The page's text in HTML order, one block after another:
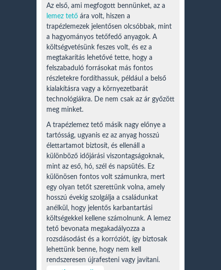
Az első, ami megfogott bennünket, az a
lemez tető ára volt, hiszen a
trapézlemezek jelentősen olcsóbbak, mint
a hagyományos tetőfedő anyagok. A
költségvetésünk feszes volt, és ez a
megtakarítás lehetővé tette, hogy a
felszabaduló forrásokat más fontos
részletekre fordíthassuk, például a belső
kialakításra vagy a környezetbarát
technológiákra. De nem csak az ár győzött
meg minket.
A trapézlemez tető másik nagy előnye a
tartósság, ugyanis ez az anyag hosszú
élettartamot biztosít, és ellenáll a
különböző időjárási viszontagságoknak,
mint az eső, hó, szél és napsütés. Ez
különösen fontos volt számunkra, mert
egy olyan tetőt szerettünk volna, amely
hosszú évekig szolgálja a családunkat
anélkül, hogy jelentős karbantartási
költségekkel kellene számolnunk. A lemez
tető bevonata megakadályozza a
rozsdásodást és a korróziót, így biztosak
lehettünk benne, hogy nem kell
rendszeresen újrafesteni vagy javítani.